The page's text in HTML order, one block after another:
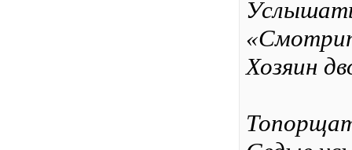
Хозяин